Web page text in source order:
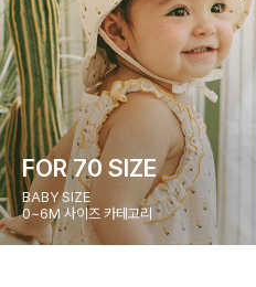
FOR 70 SIZE
BABY SIZE
0~6M 사이즈 카테고리